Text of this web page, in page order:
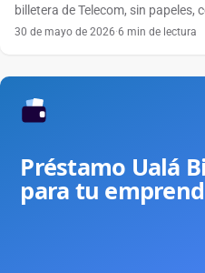
billetera de Telecom, sin
Conocé condiciones.
30 de mayo de 2026·6 min de lectura